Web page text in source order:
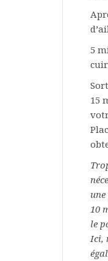
5
15
10
le
Ici,